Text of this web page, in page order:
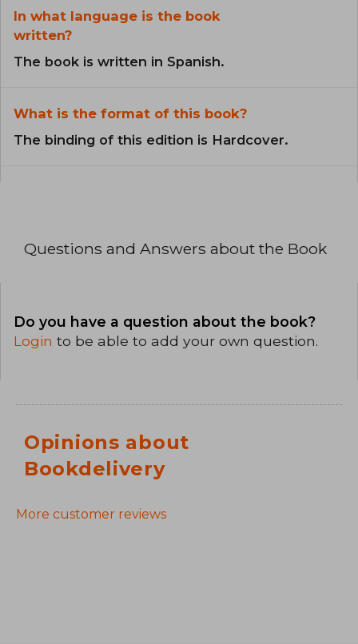
In what language is the book
written?
The book is written in Spanish.
What is the format of this book?
The binding of this edition is Hardcover.
Questions and Answers about the Book
Do you have a question about the book?
Login to be able to add your own question.
Opinions about
Bookdelivery
More customer reviews